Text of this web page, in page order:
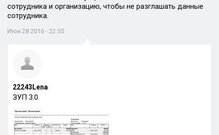
сотрудника и организацию, чтобы не разглашать данные
сотрудника.
Июн 28 2016 - 22:55
22243Lena
ЗУП 3.0